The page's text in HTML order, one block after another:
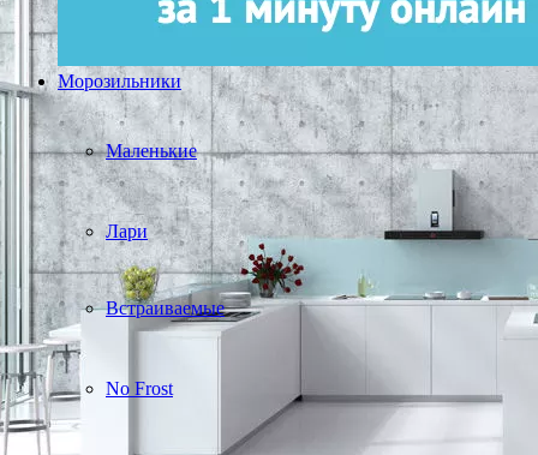
Морозильники
Маленькие
Лари
Встраиваемые
No Frost